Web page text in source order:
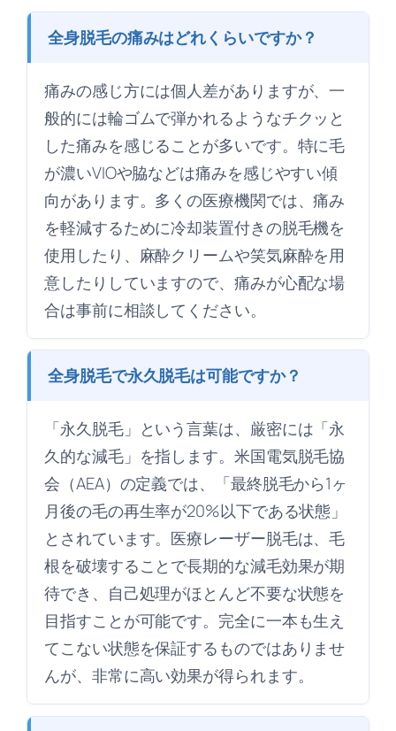
全身脱毛の痛みはどれくらいですか？
痛みの感じ方には個人差がありますが、一
般的には輪ゴムで弾かれるようなチクッと
した痛みを感じることが多いです。特に毛
が濃いVIOや脇などは痛みを感じやすい傾
向があります。多くの医療機関では、痛み
を軽減するために冷却装置付きの脱毛機を
使用したり、麻酔クリームや笑気麻酔を用
意したりしていますので、痛みが心配な場
合は事前に相談してください。
全身脱毛で永久脱毛は可能ですか？
「永久脱毛」という言葉は、厳密には「永
久的な減毛」を指します。米国電気脱毛協
会（AEA）の定義では、「最終脱毛から1ヶ
月後の毛の再生率が20%以下である状態」
とされています。医療レーザー脱毛は、毛
根を破壊することで長期的な減毛効果が期
待でき、自己処理がほとんど不要な状態を
目指すことが可能です。完全に一本も生え
てこない状態を保証するものではありませ
んが、非常に高い効果が得られます。